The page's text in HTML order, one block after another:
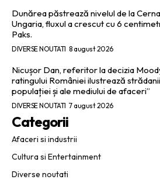
Dunărea păstrează nivelul de la
Ungaria, fluxul a crescut cu 6
Paks.
DIVERSE NOUTATI 8 august 2026
Nicușor Dan, referitor la decizia
ratingului României ilustrează
populației și ale mediului de afaceri”
DIVERSE NOUTATI 7 august 2026
Categorii
Afaceri si industrii
Cultura si Entertainment
Diverse noutati